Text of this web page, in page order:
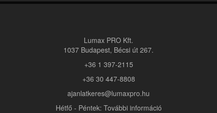
Lumax PRO Kft.
1037 Budapest, Bécsi út 267.
+36 1 397-2115
+36 30 447-8808
ajanlatkeres@lumaxpro.hu
Hétfő - Péntek: További információ